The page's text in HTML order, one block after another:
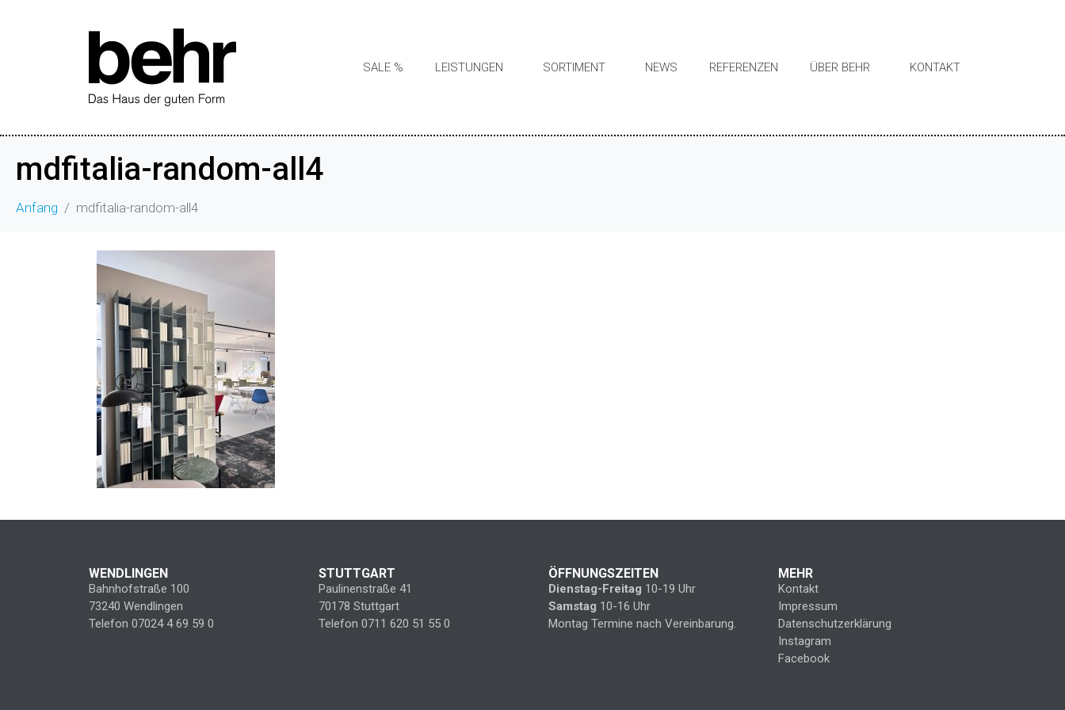
SALE % LEISTUNGEN SORTIMENT NEWS REFERENZEN ÜBER BEHR KONTAKT
mdfitalia-random-all4
Anfang mdfitalia-random-all4
WENDLINGEN
Bahnhofstraße 100
73240 Wendlingen
Telefon 07024 4 69 59 0
STUTTGART
Paulinenstraße 41
70178 Stuttgart
Telefon 0711 620 51 55 0
ÖFFNUNGSZEITEN
Dienstag-Freitag 10-19 Uhr
Samstag 10-16 Uhr
Montag Termine nach Vereinbarung.
MEHR
Kontakt
Impressum
Datenschutzerklärung
Instagram
Facebook